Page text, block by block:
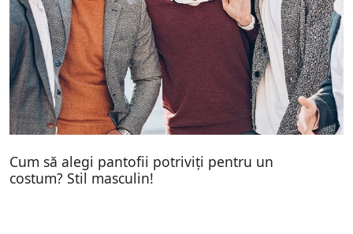
Cum să alegi pantofii potriviți pentru un
costum? Stil masculin!